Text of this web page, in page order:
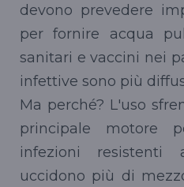
devono prevedere
per fornire acqua
sanitari e vaccini nei
infettive sono più
Ma perché? L'uso
principale motore
infezioni resistenti
uccidono più di